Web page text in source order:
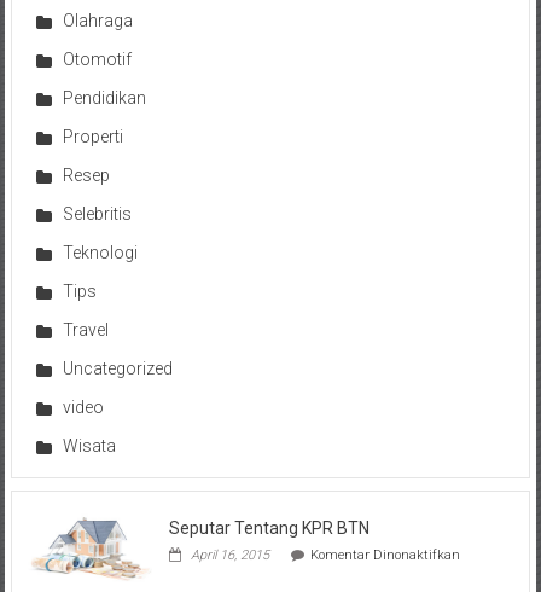
Olahraga
Otomotif
Pendidikan
Properti
Resep
Selebritis
Teknologi
Tips
Travel
Uncategorized
video
Wisata
Seputar Tentang KPR BTN
April 16, 2015 Komentar Dinonaktifkanpada